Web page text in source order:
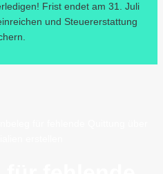
Frist endet am 31. Juli
und Steuererstattung